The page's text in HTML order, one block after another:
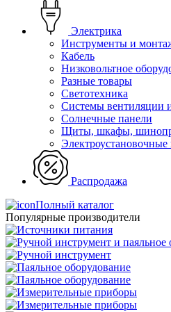
Электрика
Инструменты и
Кабель
Низковольтное
Разные товары
Светотехника
Системы вентиляции
Солнечные панели
Щиты, шкафы,
Электроустановочные
Распродажа
Полный каталог
Популярные производители